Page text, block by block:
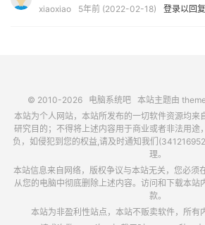
xiaoxiao 5年前 (2022-02-18) 登录以回复
© 2010-2026 电脑系统吧本站主题由
本站为个人网站，本站所发布的一切软件资源均来
研究目的；不得将上述内容用于商业或者非法用途
负，如侵犯到您的权益,请及时通知我们
理。
本站信息来自网络，版权争议与本站无关，您必须
从您的电脑中彻底删除上述内容。访问和下载本站
款。
本站为非盈利性站点，本站不贩卖软件，所有